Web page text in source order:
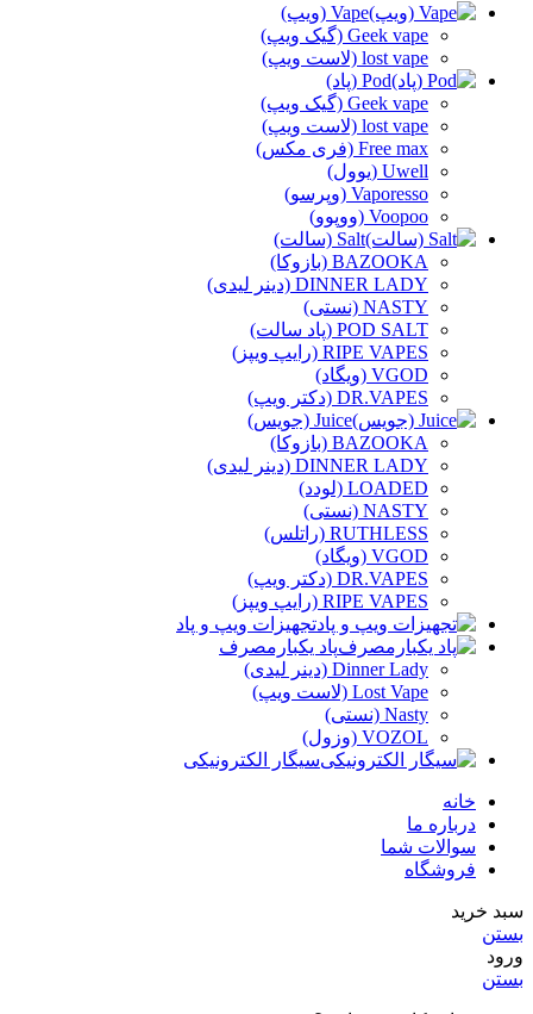
Vape (ویپ)
Geek vape (گیک ویپ)
lost vape (لاست ویپ)
Pod (پاد)
Geek vape (گیک ویپ)
lost vape (لاست ویپ)
Free max (فری مکس)
Uwell (یوول)
Vaporesso (وپرسو)
Voopoo (ووپوو)
Salt (سالت)
BAZOOKA (بازوکا)
DINNER LADY (دینر لیدی)
NASTY (نستی)
POD SALT (پاد سالت)
RIPE VAPES (رایپ ویپز)
VGOD (ویگاد)
DR.VAPES (دکتر ویپ)
Juice (جویس)
BAZOOKA (بازوکا)
DINNER LADY (دینر لیدی)
LOADED (لودد)
NASTY (نستی)
RUTHLESS (راتلس)
VGOD (ویگاد)
DR.VAPES (دکتر ویپ)
RIPE VAPES (رایپ ویپز)
تجهیزات ویپ و پاد
پاد یکبارمصرف
Dinner Lady (دینر لیدی)
Lost Vape (لاست ویپ)
Nasty (نستی)
VOZOL (وزول)
سیگار الکترونیکی
خانه
درباره ما
سوالات شما
فروشگاه
سبد خرید
بستن
ورود
بستن